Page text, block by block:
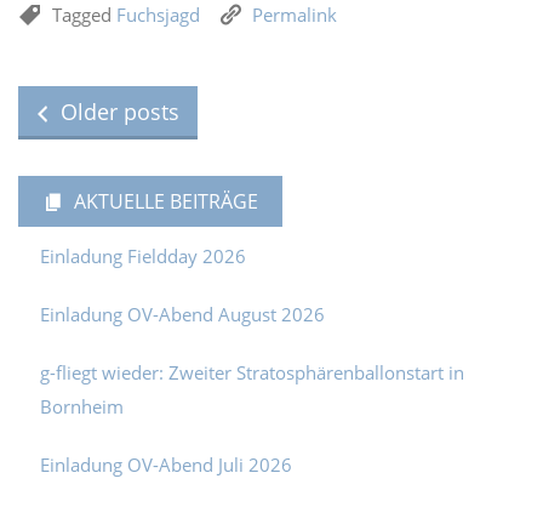
Tagged Fuchsjagd Permalink
Older posts
AKTUELLE BEITRÄGE
Einladung Fieldday 2026
Einladung OV-Abend August 2026
g-fliegt wieder: Zweiter Stratosphärenballonstart in
Bornheim
Einladung OV-Abend Juli 2026